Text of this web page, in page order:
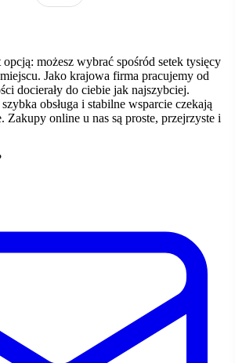
możesz wybrać spośród setek tysięcy
Jako krajowa firma pracujemy od
docierały do ciebie jak najszybciej.
obsługa i stabilne wsparcie czekają
Zakupy online u nas są proste, przejrzyste i